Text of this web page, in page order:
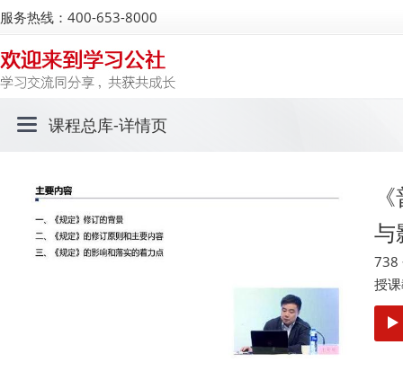
服务热线：400-653-8000
课程总库-详情页
与
738
授